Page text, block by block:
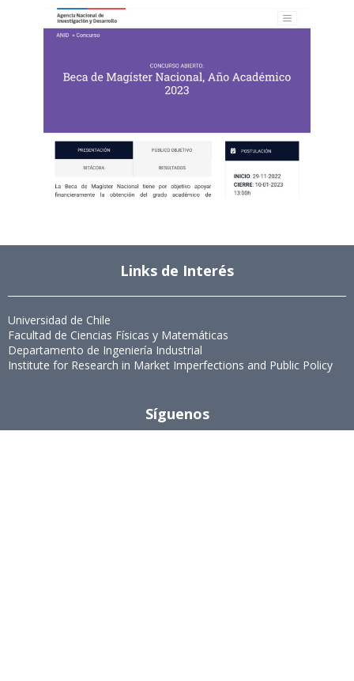
Links de Interés
Universidad de Chile
Facultad de Ciencias Físicas y Matemáticas
Departamento de Ingeniería Industrial
Institute for Research in Market Imperfections and Public Policy
Síguenos